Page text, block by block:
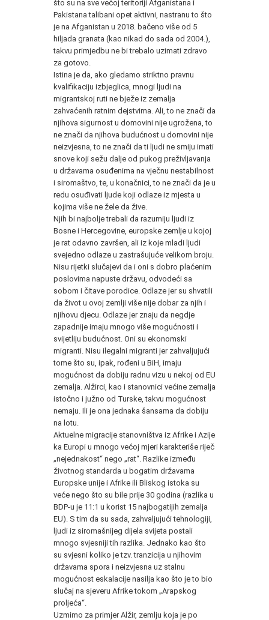
što su na sve većoj teritoriji Afganistana i
Pakistana talibani opet aktivni, nastranu to što
je na Afganistan u 2018. bačeno više od 5
hiljada granata (kao nikad do sada od 2004.),
takvu primjedbu ne bi trebalo uzimati zdravo
za gotovo.
Istina je da, ako gledamo striktno pravnu
kvalifikaciju izbjeglica, mnogi ljudi na
migrantskoj ruti ne bježe iz zemalja
zahvaćenih ratnim dejstvima. Ali, to ne znači da
njihova sigurnost u domovini nije ugrožena, to
ne znači da njihova budućnost u domovini nije
neizvjesna, to ne znači da ti ljudi ne smiju imati
snove koji sežu dalje od pukog preživljavanja
u državama osuđenima na vječnu nestabilnost
i siromaštvo, te, u konačnici, to ne znači da je u
redu osuđivati ljude koji odlaze iz mjesta u
kojima više ne žele da žive.
Njih bi najbolje trebali da razumiju ljudi iz
Bosne i Hercegovine, europske zemlje u kojoj
je rat odavno završen, ali iz koje mladi ljudi
svejedno odlaze u zastrašujuće velikom broju.
Nisu rijetki slučajevi da i oni s dobro plaćenim
poslovima napuste državu, odvodeći sa
sobom i čitave porodice. Odlaze jer su shvatili
da život u ovoj zemlji više nije dobar za njih i
njihovu djecu. Odlaze jer znaju da negdje
zapadnije imaju mnogo više mogućnosti i
svijetliju budućnost. Oni su ekonomski
migranti. Nisu ilegalni migranti jer zahvaljujući
tome što su, ipak, rođeni u BiH, imaju
mogućnost da dobiju radnu vizu u nekoj od EU
zemalja. Alžirci, kao i stanovnici većine zemalja
istočno i južno od Turske, takvu mogućnost
nemaju. Ili je ona jednaka šansama da dobiju
na lotu.
Aktuelne migracije stanovništva iz Afrike i Azije
ka Europi u mnogo većoj mjeri karakteriše riječ
„nejednakost“ nego „rat“. Razlike između
životnog standarda u bogatim državama
Europske unije i Afrike ili Bliskog istoka su
veće nego što su bile prije 30 godina (razlika u
BDP-u je 11:1 u korist 15 najbogatijih zemalja
EU). S tim da su sada, zahvaljujući tehnologiji,
ljudi iz siromašnijeg dijela svijeta postali
mnogo svjesniji tih razlika. Jednako kao što
su svjesni koliko je tzv. tranzicija u njihovim
državama spora i neizvjesna uz stalnu
mogućnost eskalacije nasilja kao što je to bio
slučaj na sjeveru Afrike tokom „Arapskog
proljeća“.
Uzmimo za primjer Alžir, zemlju koja je po